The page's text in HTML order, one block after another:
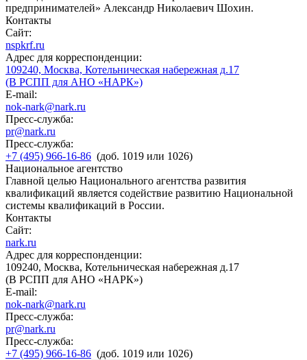
предпринимателей» Александр Николаевич Шохин.
Контакты
Сайт:
nspkrf.ru
Адрес для корреспонденции:
109240, Москва, Котельническая набережная д.17
(В РСПП для АНО «НАРК»)
E-mail:
nok-nark@nark.ru
Пресс-служба:
pr@nark.ru
Пресс-служба:
+7 (495) 966-16-86 (доб. 1019 или 1026)
Национальное агентство
Главной целью Национального агентства развития
квалификаций является содействие развитию Национальной
системы квалификаций в России.
Контакты
Сайт:
nark.ru
Адрес для корреспонденции:
109240, Москва, Котельническая набережная д.17
(В РСПП для АНО «НАРК»)
E-mail:
nok-nark@nark.ru
Пресс-служба:
pr@nark.ru
Пресс-служба:
+7 (495) 966-16-86 (доб. 1019 или 1026)